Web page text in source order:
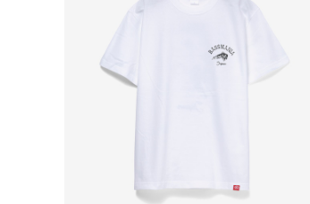
Logo Sweat Zip Parka
夏の早朝 少し肌寒い時一枚羽織りた